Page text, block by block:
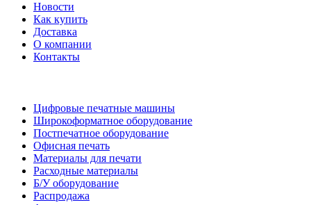
Новости
Как купить
Доставка
О компании
Контакты
Цифровые печатные машины
Широкоформатное оборудование
Постпечатное оборудование
Офисная печать
Материалы для печати
Расходные материалы
Б/У оборудование
Распродажа